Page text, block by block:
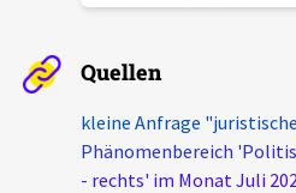
Pressemitteilungen
Kontakt
Unterstützer_innen
Spenden
Quellen
kleine Anfrage
Phänomenbereich
- rechts' im Monat Juli